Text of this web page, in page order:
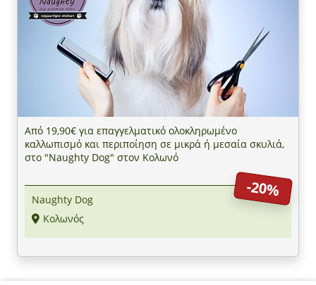
Από 19,90€ για επαγγελματικό ολοκληρωμένο
καλλωπισμό και περιποίηση σε μικρά ή μεσαία σκυλιά,
στο "Naughty Dog" στον Κολωνό
-20%
Naughty Dog
Κολωνός